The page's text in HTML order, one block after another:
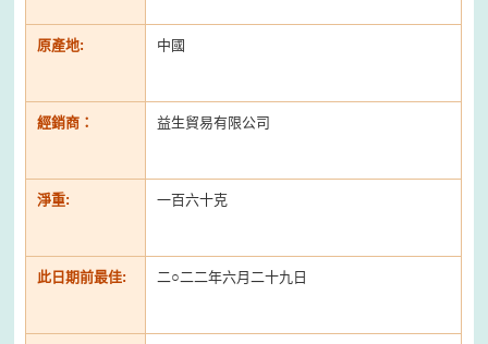
原產地: 中國
經銷商： 益生貿易有限公司
淨重: 一百六十克
此日期前最佳: 二○二二年六月二十九日